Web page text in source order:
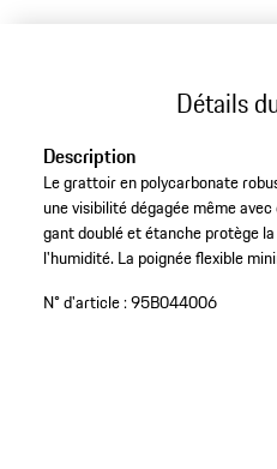
Détails
Description
Le grattoir en polycarbonate
une visibilité dégagée même
gant doublé et étanche protège
l'humidité. La poignée flexible
N° d'article :95B044006